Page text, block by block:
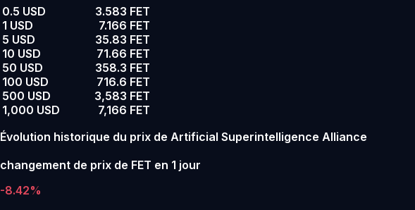
0.5 USD
3.583 FET
1 USD
7.166 FET
5 USD
35.83 FET
10 USD
71.66 FET
50 USD
358.3 FET
100 USD
716.6 FET
500 USD
3,583 FET
1,000 USD
7,166 FET
Évolution historique du prix de Artificial Superintelligence Alliance
changement de prix de FET en 1 jour
-8.42%